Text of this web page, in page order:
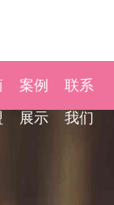
案例
展示
联系
我们